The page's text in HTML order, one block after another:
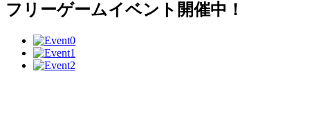
フリーゲームイベント開催中！